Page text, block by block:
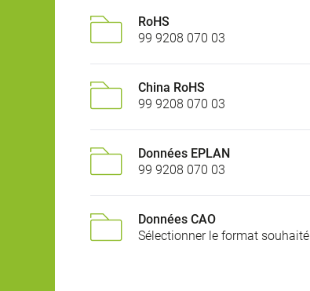
RoHS
99 9208 070 03
China RoHS
99 9208 070 03
Données EPLAN
99 9208 070 03
Données CAO
Sélectionner le format souhaité